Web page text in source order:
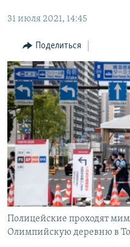
главной
Вернутся
поиску
ТАДЖИКИСТАН
КЫРГЫЗЧА
ЎЗБЕКЧА
ТОҶИКӢ
TÜRKMENÇE
Все сайты РСЕ/РС
31 июля 2021, 14:45
Поделиться
Полицейские проходят
Олимпийскую деревню в